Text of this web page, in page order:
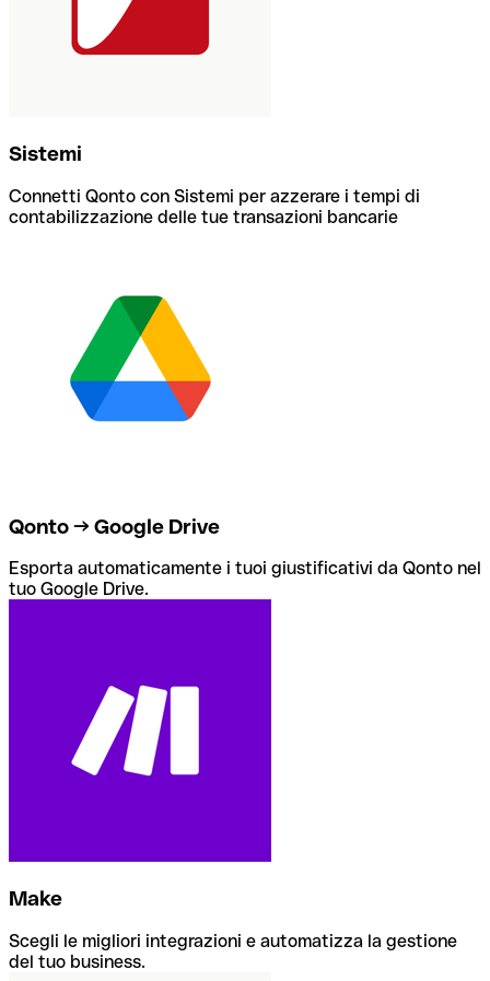
Sistemi
Connetti Qonto con Sistemi per azzerare i tempi di
contabilizzazione delle tue transazioni bancarie
Qonto → Google Drive
Esporta automaticamente i tuoi giustificativi da Qonto nel
tuo Google Drive.
Make
Scegli le migliori integrazioni e automatizza la gestione
del tuo business.